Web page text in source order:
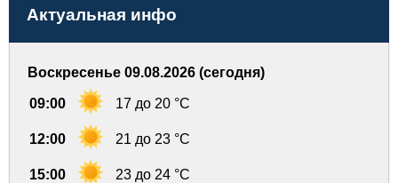
Актуальная инфо
Воскресенье 09.08.2026 (сегодня)
09:00 17 до 20 °C
12:00 21 до 23 °C
15:00 23 до 24 °C